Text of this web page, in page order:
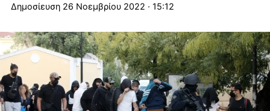
26 Νοεμβρίου 2022 · 15:12